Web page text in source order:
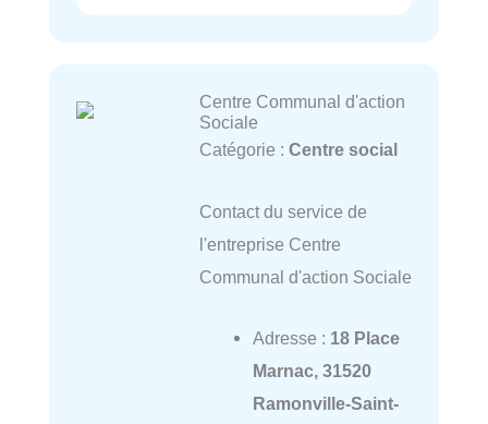
Centre Communal d'action
Sociale
Catégorie : Centre social
Contact du service de
l'entreprise Centre
Communal d'action Sociale
Adresse : 18 Place
Marnac, 31520
Ramonville-Saint-